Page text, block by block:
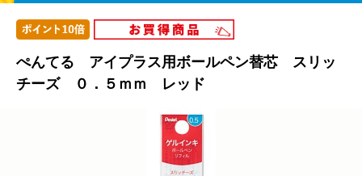
ぺんてる アイプラス用ボールペン替芯 スリッ
チーズ ０．５ｍｍ レッド